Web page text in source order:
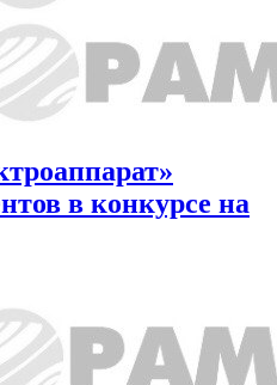
в конкурсе на